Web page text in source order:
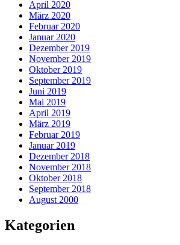
April 2020
März 2020
Februar 2020
Januar 2020
Dezember 2019
November 2019
Oktober 2019
September 2019
Juni 2019
Mai 2019
April 2019
März 2019
Februar 2019
Januar 2019
Dezember 2018
November 2018
Oktober 2018
September 2018
August 2000
Kategorien